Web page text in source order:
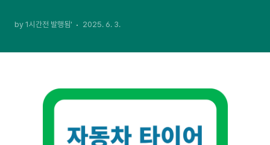
by 1시간전 발행됨' 2025. 6. 3.